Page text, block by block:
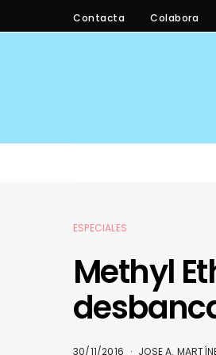
Contacta Colabora
ESPECIALES
Methyl
30/11/2016 JOSE A.